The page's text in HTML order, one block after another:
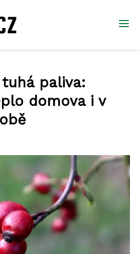
paliva:
domova i v